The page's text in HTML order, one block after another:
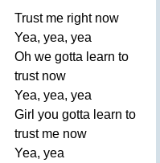
Trust me right now
Yea, yea, yea
Oh we gotta learn to
trust now
Yea, yea, yea
Girl you gotta learn to
trust me now
Yea, yea